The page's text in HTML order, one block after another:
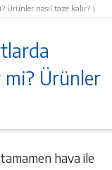
Ürünler nasıl taze kalır? ›
Ürünler
hava ile